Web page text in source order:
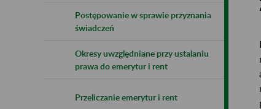
Postępowanie w sprawie przyznania
świadczeń
Okresy uwzględniane przy ustalaniu
prawa do emerytur i rent
Przeliczanie emerytur i rent